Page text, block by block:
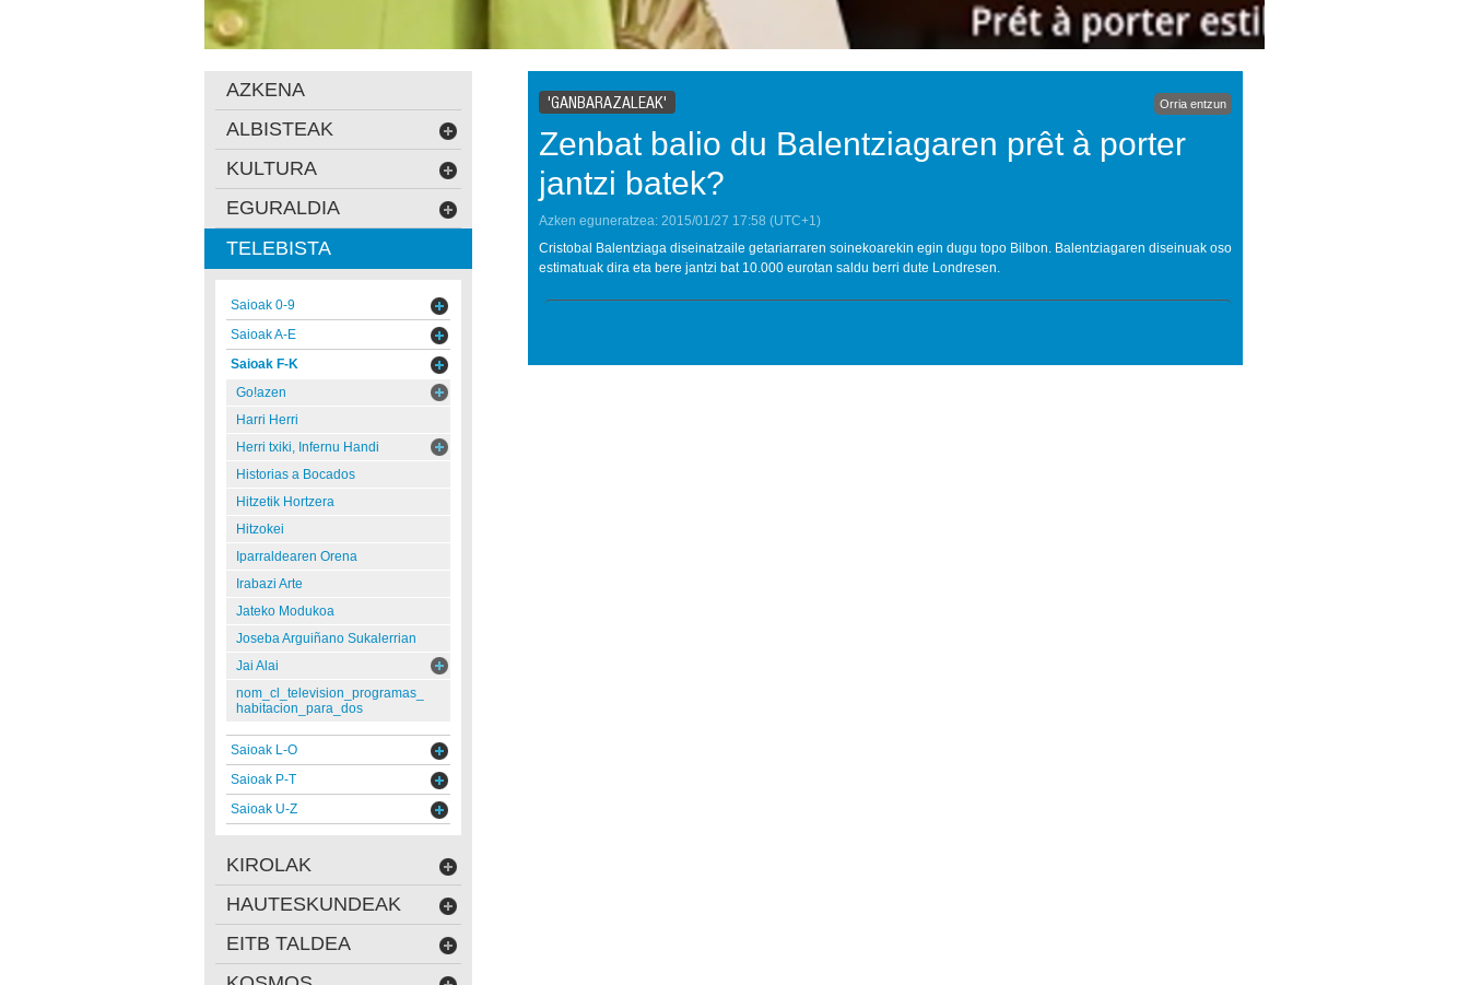
'GANBARAZALEAK' Orria entzun
Zenbat balio du Balentziagaren prêt à porter
jantzi batek?
Azken eguneratzea: 2015/01/27 17:58 (UTC+1)
Cristobal Balentziaga diseinatzaile getariarraren soinekoarekin egin dugu topo Bilbon. Balentziagaren diseinuak oso
estimatuak dira eta bere jantzi bat 10.000 eurotan saldu berri dute Londresen.
AZKENA
ALBISTEAK
KULTURA
EGURALDIA
TELEBISTA
Saioak 0-9
Saioak A-E
Saioak F-K
Go!azen
Harri Herri
Herri txiki, Infernu Handi
Historias a Bocados
Hitzetik Hortzera
Hitzokei
Iparraldearen Orena
Irabazi Arte
Jateko Modukoa
Joseba Arguiñano Sukalerrian
Jai Alai
nom_cl_television_programas_
habitacion_para_dos
Saioak L-O
Saioak P-T
Saioak U-Z
KIROLAK
HAUTESKUNDEAK
EITB TALDEA